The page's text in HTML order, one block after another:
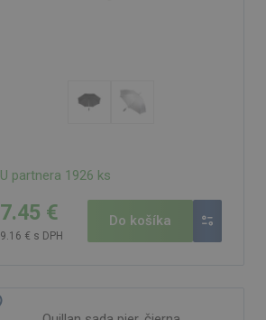
U partnera 1926 ks
7.45 €
9.16 € s DPH
Do košíka